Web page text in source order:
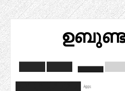
ഉബുണ്ടു